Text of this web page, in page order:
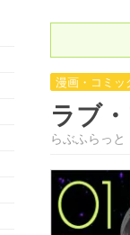
漫画・コミッ
ラブ
らぶふらっと